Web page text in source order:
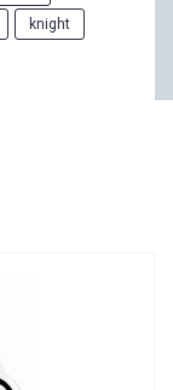
knight